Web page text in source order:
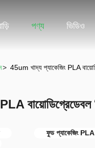
পণ্য ভিডিও
> 45um খাদ্য প্যাকেজিং PLA
বায়োডিগ্রেডেবল
ফুড প্যাকেজিং PLA